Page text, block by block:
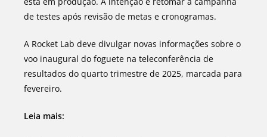
de testes após revisão de metas e cronogramas.
A Rocket Lab deve divulgar novas informações sobre o
voo inaugural do foguete na teleconferência de
resultados do quarto trimestre de 2025, marcada para
fevereiro.
Leia mais: